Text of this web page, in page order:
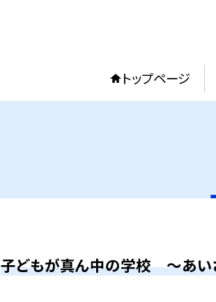
トップページ
子どもが真ん中の学校 ～あ